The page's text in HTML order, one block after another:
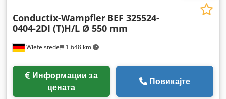
Wiefelstede 1.648 km
Conductix-Wampfler BEF 325524-
0404-2DI (T)H/L Ø 550 mm
цената
Повикајте